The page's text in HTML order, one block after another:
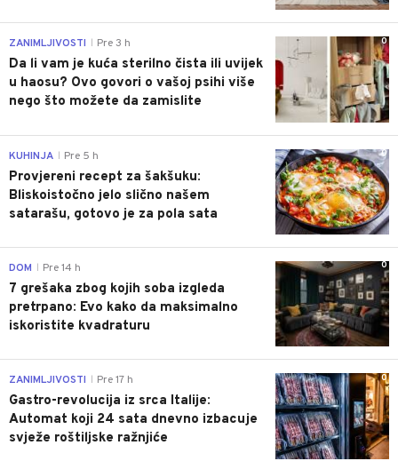
0
ZANIMLJIVOSTI Pre 3 h
Da li vam je kuća sterilno čista ili uvijek
u haosu? Ovo govori o vašoj psihi više
nego što možete da zamislite
0
KUHINJA Pre 5 h
Provjereni recept za šakšuku:
Bliskoistočno jelo slično našem
satarašu, gotovo je za pola sata
0
DOM Pre 14 h
7 grešaka zbog kojih soba izgleda
pretrpano: Evo kako da maksimalno
iskoristite kvadraturu
0
ZANIMLJIVOSTI Pre 17 h
Gastro-revolucija iz srca Italije:
Automat koji 24 sata dnevno izbacuje
svježe roštiljske ražnjiće